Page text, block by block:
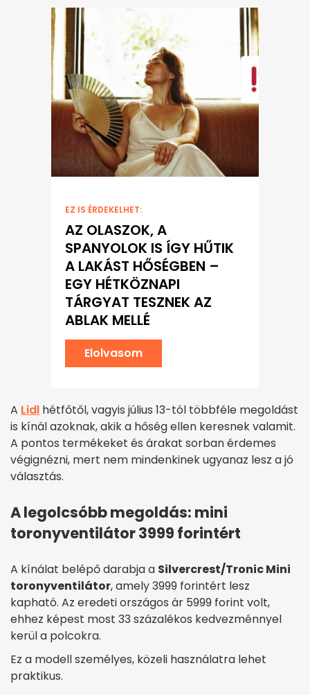
EZ IS ÉRDEKELHET:
AZ OLASZOK, A
SPANYOLOK IS ÍGY HŰTIK
A LAKÁST HŐSÉGBEN –
EGY HÉTKÖZNAPI
TÁRGYAT TESZNEK AZ
ABLAK MELLÉ
Elolvasom
A Lidl hétfőtől, vagyis július 13-tól többféle megoldást
is kínál azoknak, akik a hőség ellen keresnek valamit.
A pontos termékeket és árakat sorban érdemes
végignézni, mert nem mindenkinek ugyanaz lesz a jó
választás.
A legolcsóbb megoldás: mini
toronyventilátor 3999 forintért
A kínálat belépő darabja a Silvercrest/Tronic Mini
toronyventilátor, amely 3999 forintért lesz
kapható. Az eredeti országos ár 5999 forint volt,
ehhez képest most 33 százalékos kedvezménnyel
kerül a polcokra.
Ez a modell személyes, közeli használatra lehet
praktikus.